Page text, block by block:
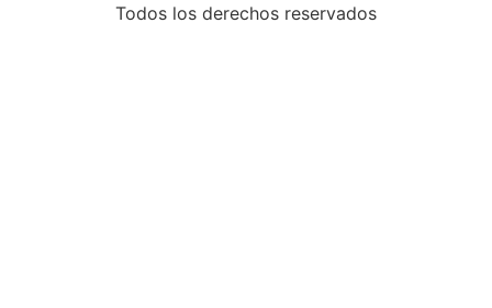
Todos los derechos reservados